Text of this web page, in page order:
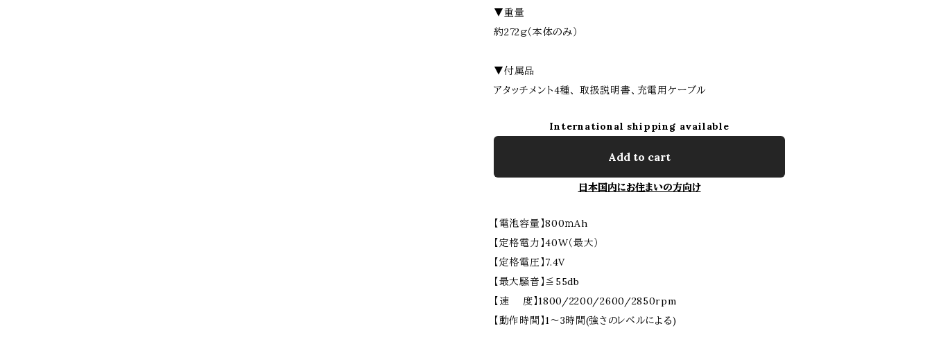
▼重量
約272ｇ（本体のみ）
▼付属品
アタッチメント4種、 取扱説明書、充電用ケーブル
International shipping available
Add to cart
日本国内にお住まいの方向け
【電池容量】800ｍAh
【定格電力】40W（最大）
【定格電圧】7.4V
【最大騒音】≦55db
【速 度】1800/2200/2600/2850rpm
【動作時間】1～3時間(強さのレベルによる)